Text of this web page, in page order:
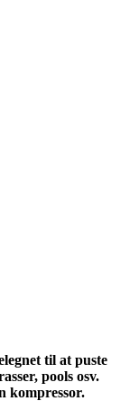
til at puste
pools osv.
kompressor.